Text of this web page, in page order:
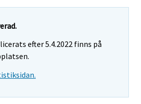
efter 5.4.2022 finns på